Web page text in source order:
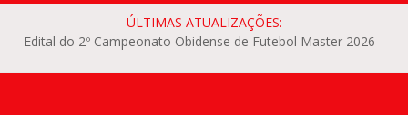
ÚLTIMAS ATUALIZAÇÕES:
Edital do 2º Campeonato Obidense de Futebol Master 2026